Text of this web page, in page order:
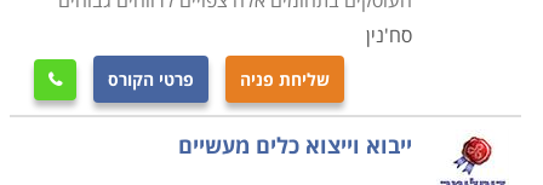
הלימודים נמשכים תקופה קצרה ואין כל תנאי קבלה, כך
שבאמצעות קורס מקצועי ומרתק אפשר להתחיל לסלול את
הדרך לקריירה מצליחה המאפשרת השתלבות במקומות
עבודה רבים כמו גם פתיחת עסק עצמאי בתחום וזאת
סח'נין
שליחת פניה פרטי הקורס 
ייבוא וייצוא כלים מעשיים